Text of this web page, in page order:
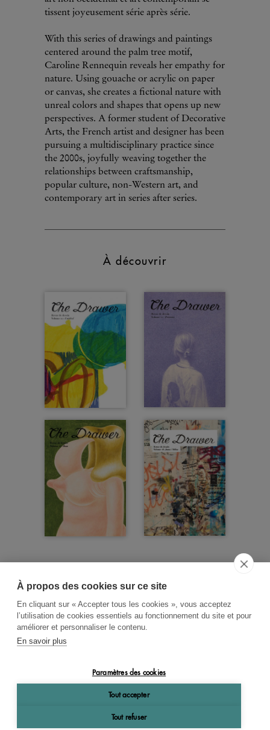
À propos des cookies sur ce site
En cliquant sur « Accepter tous les cookies », vous acceptez
l’utilisation de cookies essentiels au fonctionnement du site et pour
améliorer et personnaliser le contenu.
En savoir plus
Paramètres des cookies
Tout accepter
Tout refuser
tissent joyeusement série après série.
With this series of drawings and paintings
centered around the palm tree motif,
Caroline Rennequin reveals her empathy for
nature. Using gouache or acrylic on paper
or canvas, she creates a fictional nature with
unreal colors and shapes that opens up new
perspectives. A former student of Decorative
Arts, the French artist and designer has been
pursuing a multidisciplinary practice since
the 2000s, joyfully weaving together the
relationships between craftsmanship,
popular culture, non-Western art, and
contemporary art in series after series.
À découvrir
RECHERCHE THÉMATIQUE
OK